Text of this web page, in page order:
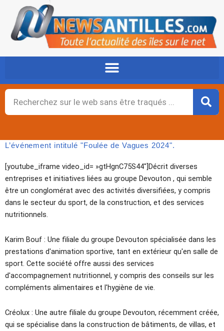
contenu
Rechercher
L’événement intitulé "Foulée de Vagues 2024".
[youtube_iframe video_id= »gtHgnC75S44″]Décrit diverses
entreprises et initiatives liées au groupe Devouton , qui semble
être un conglomérat avec des activités diversifiées, y compris
dans le secteur du sport, de la construction, et des services
nutritionnels.
Karim Bouf : Une filiale du groupe Devouton spécialisée dans les
prestations d'animation sportive, tant en extérieur qu'en salle de
sport. Cette société offre aussi des services
d'accompagnement nutritionnel, y compris des conseils sur les
compléments alimentaires et l'hygiène de vie.
Créolux : Une autre filiale du groupe Devouton, récemment créée,
qui se spécialise dans la construction de bâtiments, de villas, et